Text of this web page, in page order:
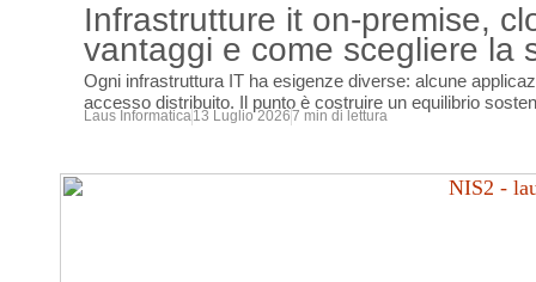
Infrastrutture it on-premise,
vantaggi e come scegliere la
Ogni infrastruttura IT ha esigenze diverse: alcune
accesso distribuito. Il punto è costruire un equilibrio
Laus Informatica13 Luglio 20267 min di lettura